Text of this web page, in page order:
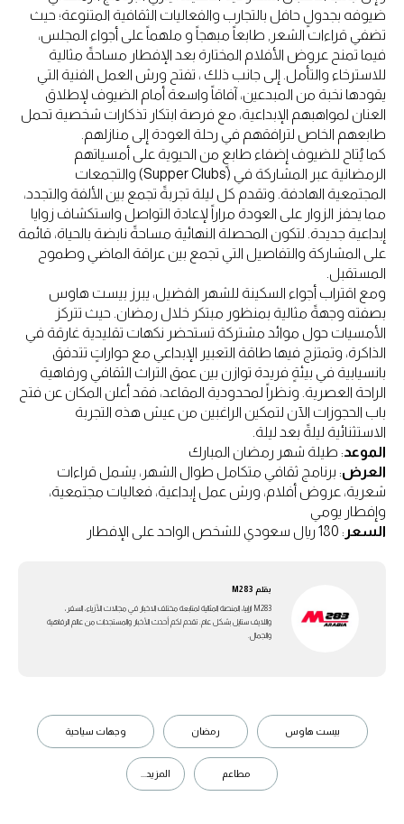
ضيوفه بجدولٍ حافل بالتجارب والفعاليات الثقافية المتنوعة؛ حيث
تضفي قراءات الشعر, طابعاً مبهجاً و ملهماً على أجواء المجلس،
فيما تمنح عروض الأفلام المختارة بعد الإفطار مساحةً مثالية
للاسترخاء والتأمل. إلى جانب ذلك ، تفتح ورش العمل الفنية التي
يقودها نخبة من المبدعين، آفاقاً واسعة أمام الضيوف لإطلاق
العنان لمواهبهم الإبداعية، مع فرصة ابتكار تذكارات شخصية تحمل
طابعهم الخاص لترافقهم في رحلة العودة إلى منازلهم.
كما يُتاح للضيوف إضفاء طابعٍ من الحيوية على أمسياتهم
الرمضانية عبر المشاركة في (Supper Clubs) والتجمعات
المجتمعية الهادفة. وتقدم كل ليلة تجربةً تجمع بين الألفة والتجدد،
مما يحفز الزوار على العودة مراراً لإعادة التواصل واستكشاف زوايا
إبداعية جديدة. لتكون المحصلة النهائية مساحةً نابضة بالحياة، قائمة
على المشاركة والتفاصيل التي تجمع بين عراقة الماضي وطموح
المستقبل.
ومع اقتراب أجواء السكينة للشهر الفضيل، يبرز بيست هاوس
بصفته وجهةً مثالية بمنظور مبتكر خلال رمضان. حيث تتركز
الأمسيات حول موائد مشتركة تستحضر نكهات تقليدية غارقة في
الذاكرة، وتمتزج فيها طاقة التعبير الإبداعي مع حواراتٍ تتدفق
بانسيابية في بيئةٍ فريدة توازن بين عمق التراث الثقافي ورفاهية
الراحة العصرية. ونظراً لمحدودية المقاعد، فقد أعلن المكان عن فتح
باب الحجوزات الآن لتمكين الراغبين من عيش هذه التجربة
الاستثنائية ليلةً بعد ليلة.
الموعد: طيلة شهر رمضان المبارك
العرض: برنامج ثقافي متكامل طوال الشهر، يشمل قراءات
شعرية، عروض أفلام، ورش عمل إبداعية، فعاليات مجتمعية،
وإفطار يومي
السعر : 180 ريال سعودي للشخص الواحد على الإفطار
بقلم M283
M283 ارابيا، المنصة المثالية لمتابعة مختلف الاخبار في مجالات الأزياء، السفر،
واللايف ستايل بشكل عام. تقدم لكم أحدث الأخبار والمستجدات من عالم الرفاهية
والجمال.
بيست هاوس رمضان وجهات سياحية
مطاعم المزيد...